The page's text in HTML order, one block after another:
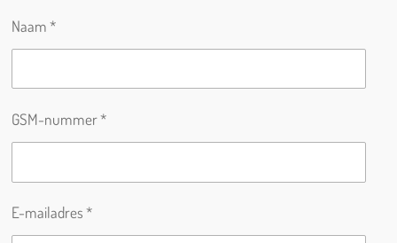
Naam *
GSM-nummer *
E-mailadres *